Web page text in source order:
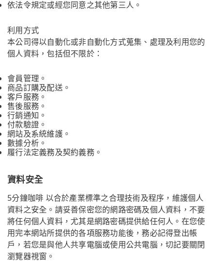
依法令規定或經您同意之其他第三人。
利用方式
本公司得以自動化或非自動化方式蒐集、處理及利用您的
個人資料，包括但不限於：
會員管理。
商品訂購及配送。
客戶服務。
售後服務。
行銷通知。
付款驗證。
網站及系統維護。
數據分析。
履行法定義務及契約義務。
資料安全
5分鐘咖啡 以合於產業標準之合理技術及程序，維護個人
資料之安全。請妥善保密您的網路密碼及個人資料，不要
將任何個人資料，尤其是網路密碼提供給任何人。在您使
用完本網站所提供的各項服務功能後，務必記得登出帳
戶，若您是與他人共享電腦或使用公共電腦，切記要關閉
瀏覽器視窗。